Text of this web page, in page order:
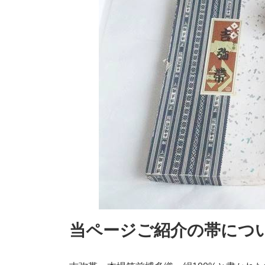
当ページご紹介の帯につ